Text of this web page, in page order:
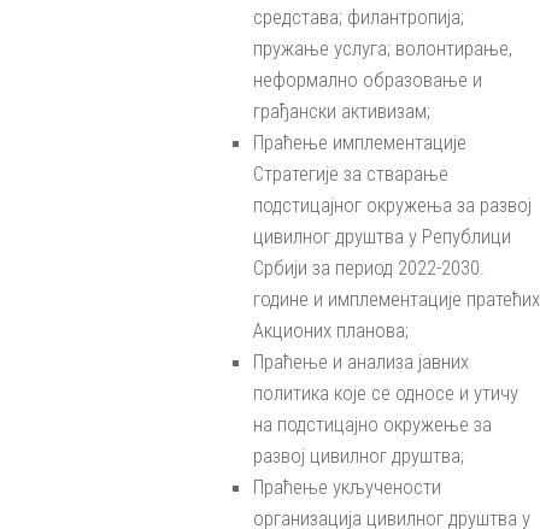
средстава; филантропија;
пружање услуга; волонтирање,
неформално образовање и
грађански активизам;
Праћење имплементације
Стратегије за стварање
подстицајног окружења за развој
цивилног друштва у Републици
Србији за период 2022-2030.
године и имплементације пратећих
Акционих планова;
Праћење и анализа јавних
политика које се односе и утичу
на подстицајно окружење за
развој цивилног друштва;
Праћење укључености
организација цивилног друштва у